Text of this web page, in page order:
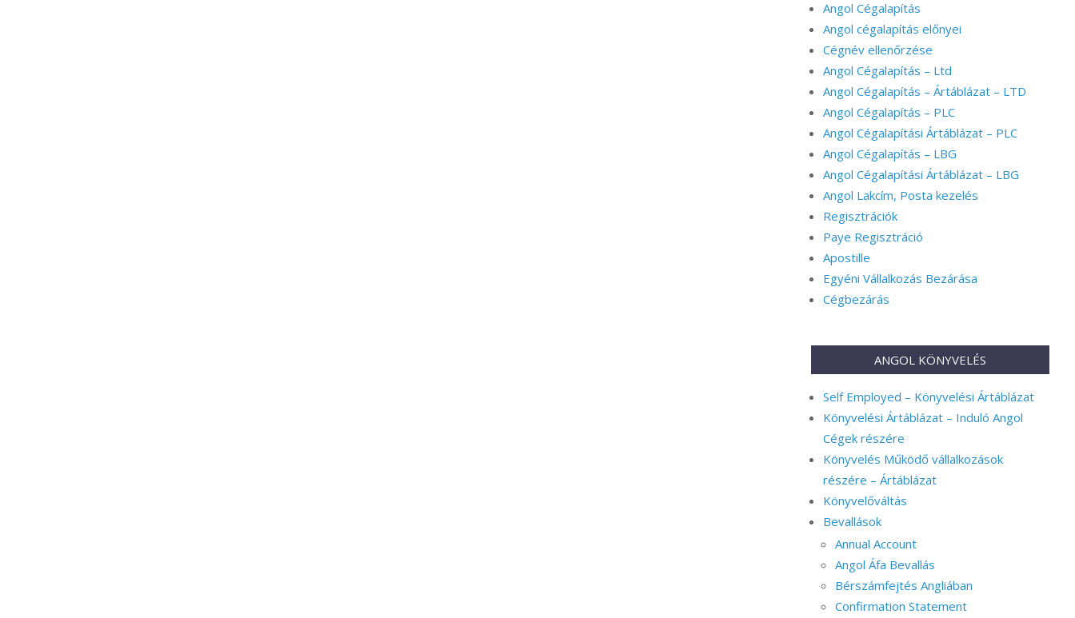
Angol Cégalapítás
Angol cégalapítás előnyei
Cégnév ellenőrzése
Angol Cégalapítás – Ltd
Angol Cégalapítás – Ártáblázat – LTD
Angol Cégalapítás – PLC
Angol Cégalapítási Ártáblázat – PLC
Angol Cégalapítás – LBG
Angol Cégalapítási Ártáblázat – LBG
Angol Lakcím, Posta kezelés
Regisztrációk
Paye Regisztráció
Apostille
Egyéni Vállalkozás Bezárása
Cégbezárás
ANGOL KÖNYVELÉS
Self Employed – Könyvelési Ártáblázat
Könyvelési Ártáblázat – Induló Angol
Cégek részére
Könyvelés Működő vállalkozások
részére – Ártáblázat
Könyvelőváltás
Bevallások
Annual Account
Angol Áfa Bevallás
Bérszámfejtés Angliában
Confirmation Statement